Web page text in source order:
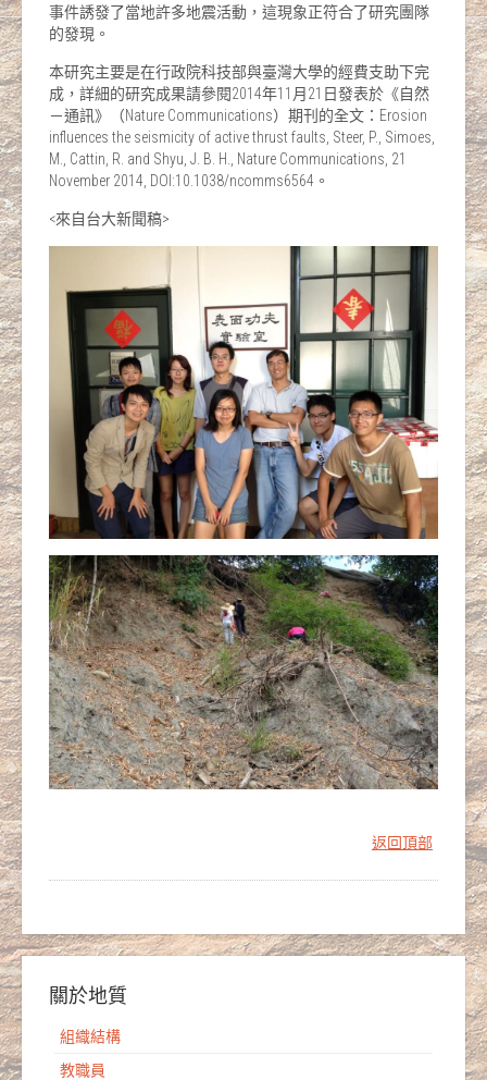
事件誘發了當地許多地震活動，這現象正符合了研究團隊
的發現。
本研究主要是在行政院科技部與臺灣大學的經費支助下完
成，詳細的研究成果請參閱2014年11月21日發表於《自然
－通訊》（Nature Communications）期刊的全文：Erosion
influences the seismicity of active thrust faults, Steer, P., Simoes,
M., Cattin, R. and Shyu, J. B. H., Nature Communications, 21
November 2014, DOI:10.1038/ncomms6564。
<來自台大新聞稿>
返回頂部
關於地質
組織結構
教職員